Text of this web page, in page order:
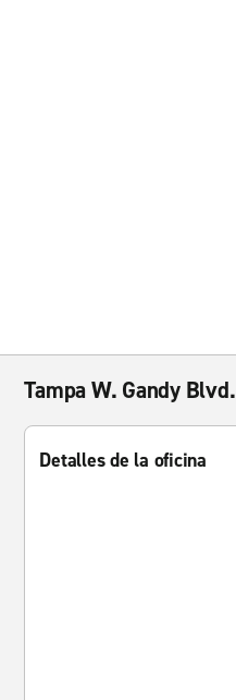
Tampa W. Gandy Blvd.
Detalles de la oficina